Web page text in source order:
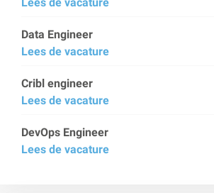
Data Engineer
Lees de vacature
Cribl engineer
Lees de vacature
DevOps Engineer
Lees de vacature